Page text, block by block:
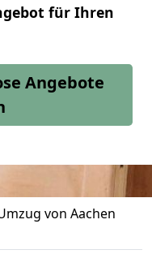
für Ihren
Angebote
von Aachen